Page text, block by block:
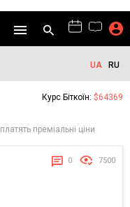
UA RU
Курс Біткоїн: $64369
преміальні ціни
0 7500